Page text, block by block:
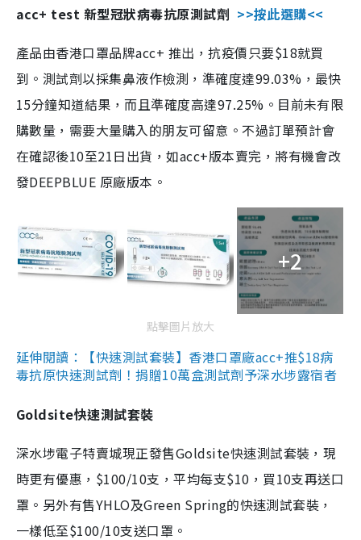
acc+ test 新型冠狀病毒抗原測試劑 >>按此選購<<
產品由香港口罩品牌acc+ 推出，抗疫價只要$18就買
到。測試劑以採集鼻液作檢測，準確度達99.03%，最快
15分鐘知道結果，而且準確度高達97.25%。目前未有限
購數量，需要大量購入的朋友可留意。不過訂單預計會
在確認後10至21日出貨，如acc+版本賣完，將有機會改
發DEEPBLUE 原廠版本。
+2
點擊圖片放大
延伸閱讀：【快速測試套裝】香港口罩廠acc+推$18病
毒抗原快速測試劑！捐贈10萬盒測試劑予深水埗露宿者
Goldsite快速測試套裝
深水埗電子特賣城現正發售Goldsite快速測試套裝，現
時更有優惠，$100/10支，平均每支$10，買10支再送口
罩。另外有售YHLO及Green Spring的快速測試套裝，
一樣低至$100/10支送口罩。